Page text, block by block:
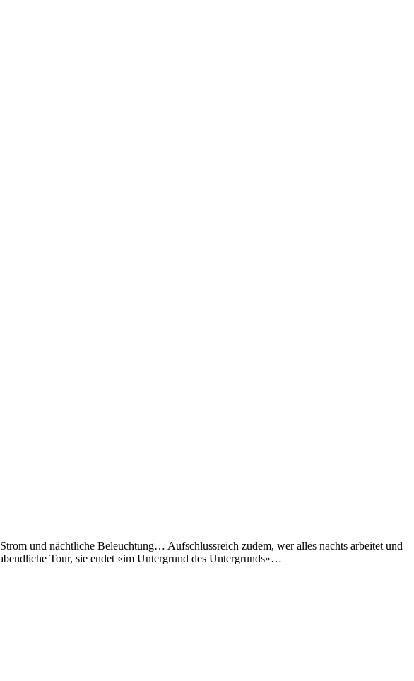
und nächtliche Beleuchtung… Aufschlussreich zudem, wer alles nachts arbeitet und
Tour, sie endet «im Untergrund des Untergrunds»…